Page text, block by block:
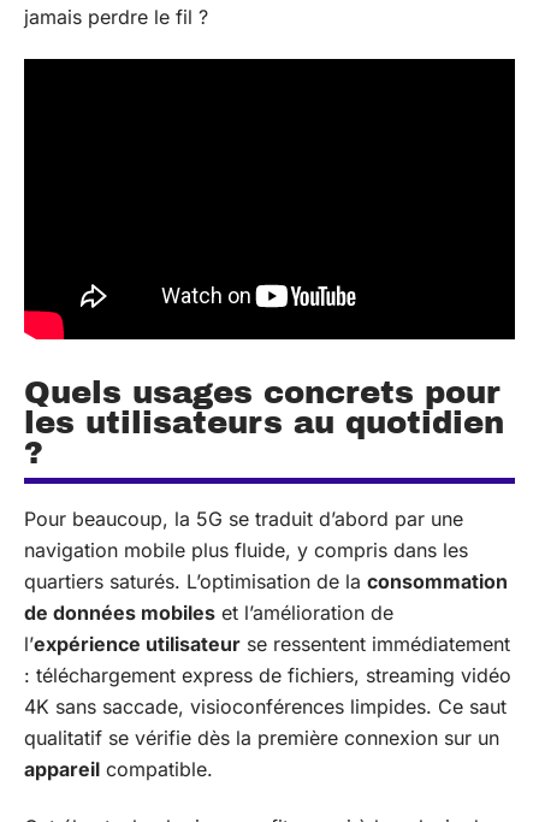
jamais perdre le fil ?
Quels usages concrets pour
les utilisateurs au quotidien
?
Pour beaucoup, la 5G se traduit d’abord par une
navigation mobile plus fluide, y compris dans les
quartiers saturés. L’optimisation de la consommation
de données mobiles et l’amélioration de
l’expérience utilisateur se ressentent immédiatement
: téléchargement express de fichiers, streaming vidéo
4K sans saccade, visioconférences limpides. Ce saut
qualitatif se vérifie dès la première connexion sur un
appareil compatible.